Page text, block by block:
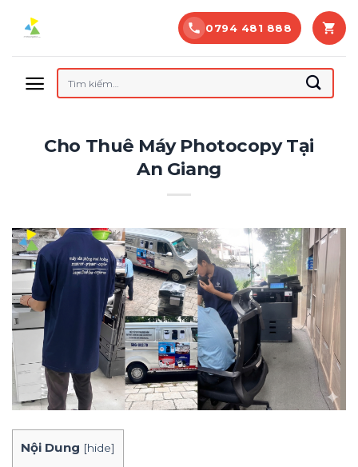
0794 481 888
Tìm
kiếm:
Cho Thuê Máy Photocopy Tại
An Giang
Nội Dung [hide]